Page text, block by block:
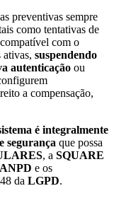
preventivas sempre
como tentativas de
com o
ativas, suspendendo
autenticação ou
a compensação,
é integralmente
segurança que possa
, a SQUARE
ANPD e os
da LGPD.